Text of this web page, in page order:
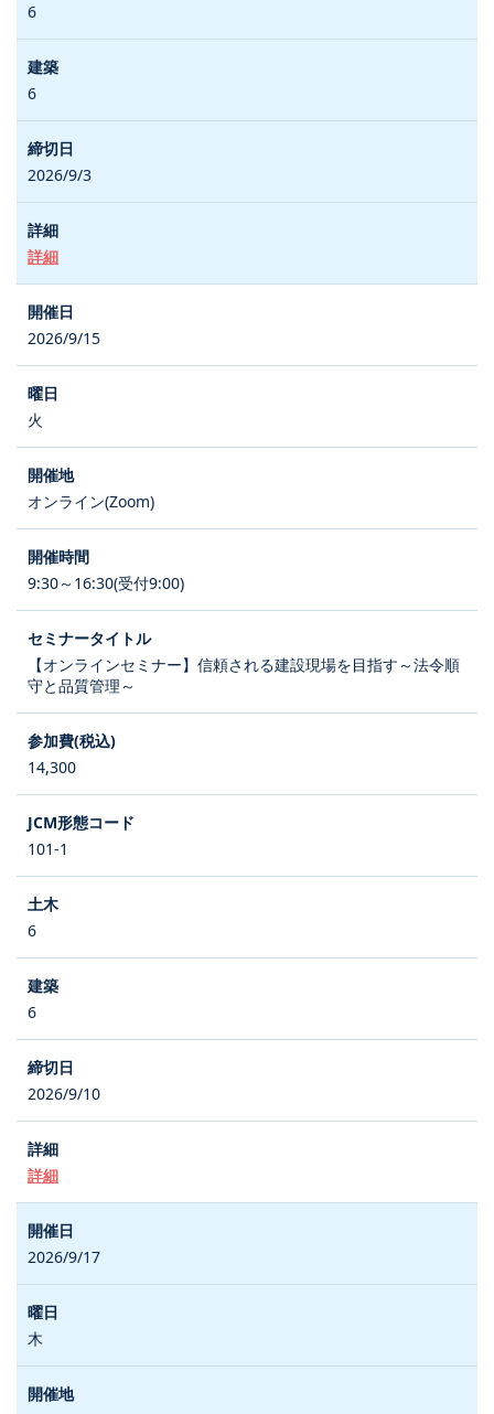
6
6
2026/9/3
詳細
2026/9/15
火
オンライン(Zoom)
9:30～16:30(受付9:00)
【オンラインセミナー】信頼される建設現場を目指す～法令順
守と品質管理～
14,300
101-1
6
6
2026/9/10
詳細
2026/9/17
木